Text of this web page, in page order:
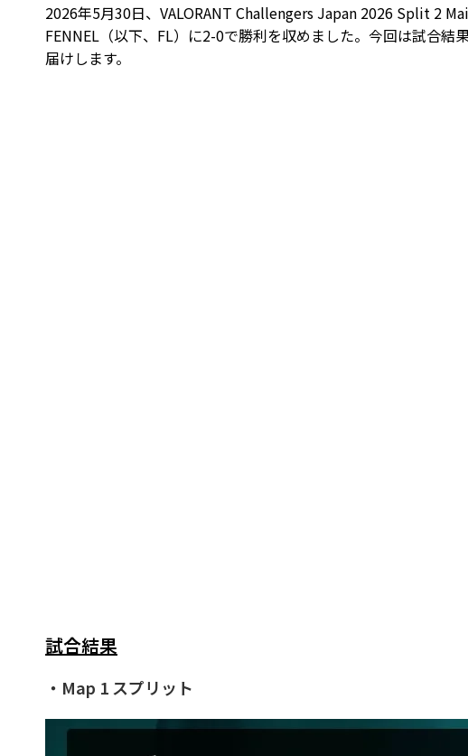
2026年5月30日、VALORANT Challengers Japan 2026 Split 2
FENNEL（以下、FL）に2-0で勝利を収めました。今回は試合
届けします。
試合結果
・Map 1 スプリット